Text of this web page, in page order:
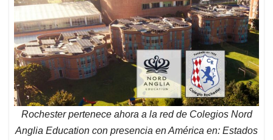
Rochester pertenece ahora a la red de Colegios Nord
Anglia Education con presencia en América en: Estados